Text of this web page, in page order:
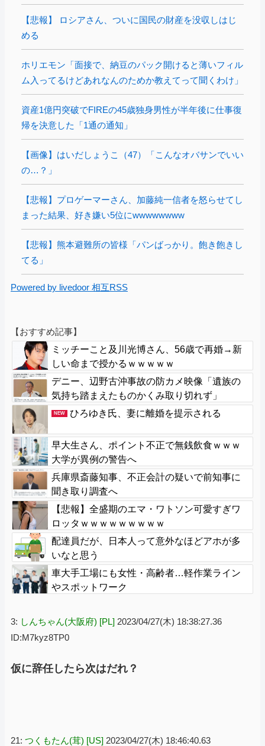
【悲報】 ロシアさん、ついに国民の財産を没収しはじ
める
ホリエモン「面接で、納豆のパック開けると薄いフィル
ム入ってるけどあれなんのためか教えてって聞くわけ」
資産1億円突破でFIREの45歳独身男性が半年後に仕事復
帰を決意した「1通の通知」
【画像】はいだしょうこ（47）「こんなオバサンでいい
の…？」
【悲報】プロゲーマーさん、加藤純一信者を怒らせてし
まった結果、好き嫌い5位にwwwwwwww
【悲報】熊本避難所の皆様「パンばっかり。飽き飽きし
てる」
Powered by livedoor 相互RSS
【おすすめ記事】
ミッチーこと及川光博さん、56歳で再婚→新
しい命まで授かるｗｗｗｗｗ
デニー、辺野古沖事故の防カメ映像「遺族の
気持ち踏まえたものかくみ取り切れず」
NEW ひろゆき氏、妻に離婚を提示される
早大生さん、ポイント不正で無銭飲食ｗｗｗ
大学が異例の警告へ
兵庫県斎藤知事、不正会計の疑いで前知事に
聞き取り調査へ
【悲報】全盛期のエマ・ワトソン可愛すぎワ
ロッタｗｗｗｗｗｗｗｗｗ
配達員だが、日本人って意外なほどアホが多
いなと思う
車大手工場にも女性・高齢者…軽作業ライン
やスポットワーク
3: しんちゃん(大阪府) [PL] 2023/04/27(木) 18:38:27.36
ID:M7kyz8TP0
仮に辞任したら次はだれ？
21: つくもたん(茸) [US] 2023/04/27(木) 18:46:40.63